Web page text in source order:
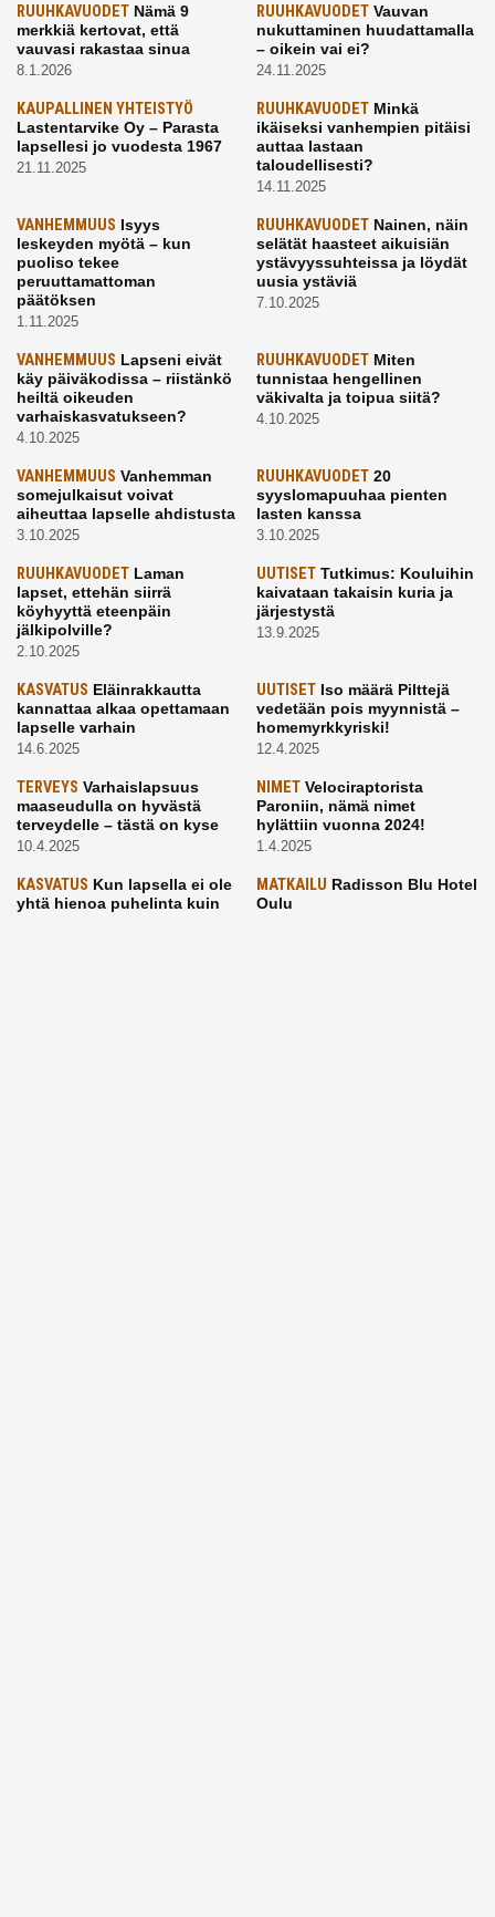
RUUHKAVUODET Nämä 9
merkkiä kertovat, että
vauvasi rakastaa sinua
8.1.2026
RUUHKAVUODETVauvan
nukuttaminen huudattamalla
– oikein vai ei?
24.11.2025
KAUPALLINEN YHTEISTYÖ
Lastentarvike Oy – Parasta
lapsellesi jo vuodesta 1967
21.11.2025
RUUHKAVUODETMinkä
ikäiseksi vanhempien pitäisi
auttaa lastaan
taloudellisesti?
14.11.2025
VANHEMMUUS Isyys
leskeyden myötä – kun
puoliso tekee
peruuttamattoman
päätöksen
1.11.2025
RUUHKAVUODETNainen, näin
selätät haasteet aikuisiän
ystävyyssuhteissa ja löydät
uusia ystäviä
7.10.2025
VANHEMMUUS Lapseni eivät
käy päiväkodissa – riistänkö
heiltä oikeuden
varhaiskasvatukseen?
4.10.2025
RUUHKAVUODETMiten
tunnistaa hengellinen
väkivalta ja toipua siitä?
4.10.2025
VANHEMMUUS Vanhemman
somejulkaisut voivat
aiheuttaa lapselle ahdistusta
3.10.2025
RUUHKAVUODET20
syyslomapuuhaa pienten
lasten kanssa
3.10.2025
RUUHKAVUODET Laman
lapset, ettehän siirrä
köyhyyttä eteenpäin
jälkipolville?
2.10.2025
UUTISETTutkimus: Kouluihin
kaivataan takaisin kuria ja
järjestystä
13.9.2025
KASVATUS Eläinrakkautta
kannattaa alkaa opettamaan
lapselle varhain
14.6.2025
UUTISETIso määrä Pilttejä
vedetään pois myynnistä –
homemyrkkyriski!
12.4.2025
TERVEYS Varhaislapsuus
maaseudulla on hyvästä
terveydelle – tästä on kyse
10.4.2025
NIMETVelociraptorista
Paroniin, nämä nimet
hylättiin vuonna 2024!
1.4.2025
KASVATUS Kun lapsella ei ole
yhtä hienoa puhelinta kuin
MATKAILU Radisson Blu Hotel
Oulu